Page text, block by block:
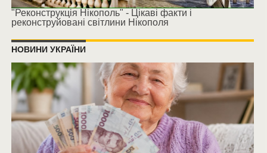
"Реконструкція Нікополь" - Цікаві факти і
реконструйовані світлини Нікополя
НОВИНИ УКРАЇНИ